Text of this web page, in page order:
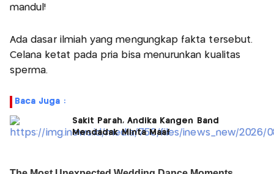
mandul!
Ada dasar ilmiah yang mengungkap fakta tersebut.
Celana ketat pada pria bisa menurunkan kualitas
sperma.
Baca Juga :
Sakit Parah, Andika Kangen Band
Mendadak Minta Maaf